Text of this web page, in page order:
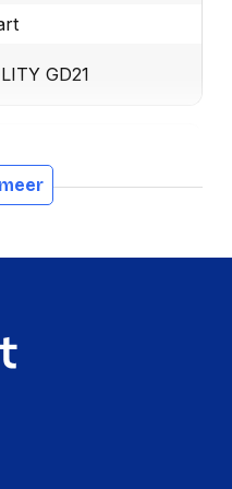
GD21
mm